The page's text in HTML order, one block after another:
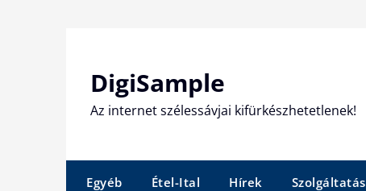
DigiSample
Az internet szélessávjai kifürkészhetetlenek!
Egyéb Étel-Ital Hírek Szolgáltatás